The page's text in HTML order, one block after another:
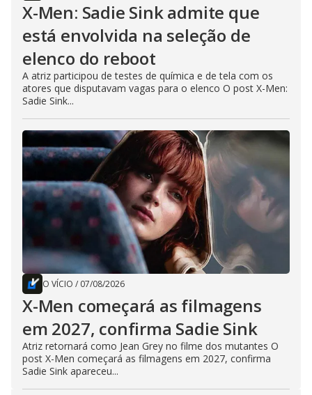
X-Men: Sadie Sink admite que
está envolvida na seleção de
elenco do reboot
A atriz participou de testes de química e de tela com os
atores que disputavam vagas para o elenco O post X-Men:
Sadie Sink...
O VÍCIO / 07/08/2026
X-Men começará as filmagens
em 2027, confirma Sadie Sink
Atriz retornará como Jean Grey no filme dos mutantes O
post X-Men começará as filmagens em 2027, confirma
Sadie Sink apareceu...